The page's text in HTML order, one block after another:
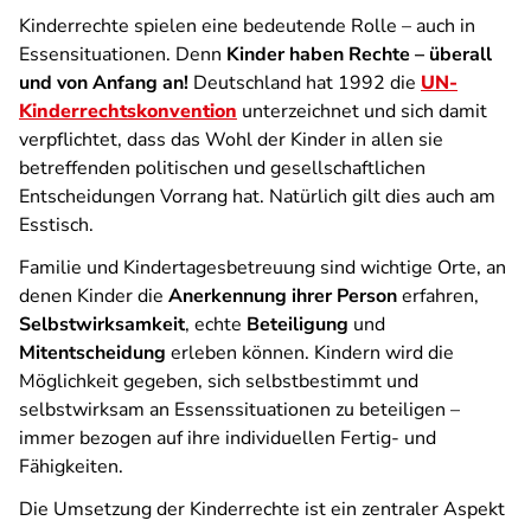
Kinderrechte spielen eine bedeutende Rolle – auch in
Essensituationen. Denn Kinder haben Rechte – überall
und von Anfang an! Deutschland hat 1992 die UN-
Kinderrechtskonvention unterzeichnet und sich damit
verpflichtet, dass das Wohl der Kinder in allen sie
betreffenden politischen und gesellschaftlichen
Entscheidungen Vorrang hat. Natürlich gilt dies auch am
Esstisch.
Familie und Kindertagesbetreuung sind wichtige Orte, an
denen Kinder die Anerkennung ihrer Personerfahren,
Selbstwirksamkeit, echte Beteiligung und
Mitentscheidung erleben können. Kindern wird die
Möglichkeit gegeben, sich selbstbestimmt und
selbstwirksam an Essenssituationen zu beteiligen –
immer bezogen auf ihre individuellen Fertig- und
Fähigkeiten.
Die Umsetzung der Kinderrechte ist ein zentraler Aspekt